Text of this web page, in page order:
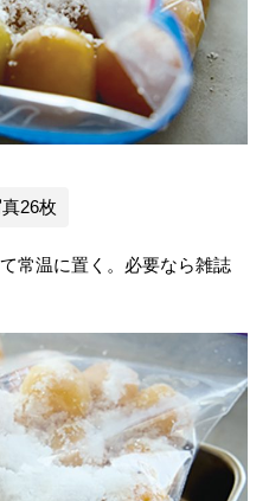
26枚
常温に置く。必要なら雑誌